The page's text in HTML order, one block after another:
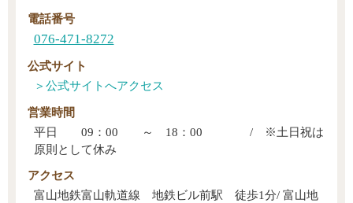
電話番号
076-471-8272
公式サイト
営業時間
平日 09：00 ～ 18：00 / ※土日祝は
原則として休み
アクセス
富山地鉄富山軌道線 地鉄ビル前駅 徒歩1分/ 富山地